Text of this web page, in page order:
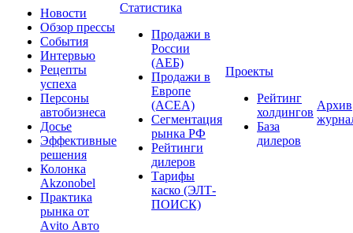
Новости
Обзор прессы
События
Интервью
Рецепты
успеха
Персоны
автобизнеса
Досье
Эффективные
решения
Колонка
Akzonobel
Практика
рынка от
Аvito Авто
Статистика
Продажи в
России
(АЕБ)
Продажи в
Европе
(ACEA)
Сегментация
рынка РФ
Рейтинги
дилеров
Тарифы
каско (ЭЛТ-
ПОИСК)
Проекты
Рейтинг
холдингов
База
дилеров
Архив